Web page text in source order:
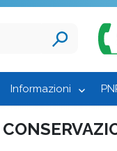
Informazioni